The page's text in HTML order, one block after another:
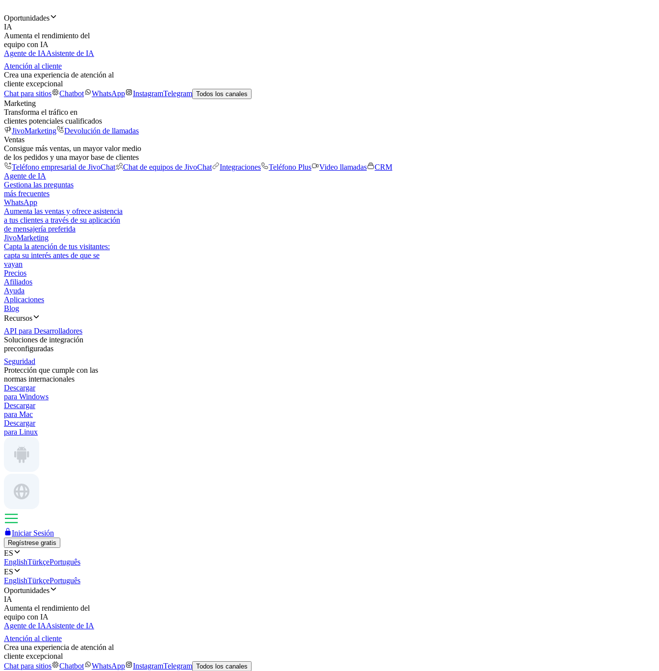
Oportunidades
IA
Aumenta el rendimiento del
equipo con IA
Agente de IAAsistente de IA
Atención al cliente
Crea una experiencia de atención al
cliente excepcional
Chat para sitios
Chatbot WhatsApp InstagramTelegram Todos los canales
Marketing
Transforma el tráfico en
clientes potenciales cualificados
JivoMarketing
Devolución de llamadas
Ventas
Consigue más ventas, un mayor valor medio
de los pedidos y una mayor base de clientes
Teléfono empresarial de JivoChat
Chat de equipos de JivoChat Integraciones Teléfono Plus Video llamadas
CRM
Agente de IA
Gestiona las preguntas
más frecuentes
WhatsApp
Aumenta las ventas y ofrece asistencia
a tus clientes a través de su aplicación
de mensajería preferida
JivoMarketing
Capta la atención de tus visitantes:
capta su interés antes de que se
vayan
Precios
Afiliados
Ayuda
Aplicaciones
Blog
Recursos
API para Desarrolladores
Soluciones de integración
preconfiguradas
Seguridad
Protección que cumple con las
normas internacionales
Descargar
para Windows
Descargar
para Mac
Descargar
para Linux
Iniciar Sesión
Regístrese gratis
ES
EnglishTürkçePortuguês
ES
EnglishTürkçePortuguês
Oportunidades
IA
Aumenta el rendimiento del
equipo con IA
Agente de IAAsistente de IA
Atención al cliente
Crea una experiencia de atención al
cliente excepcional
Chat para sitios
Chatbot WhatsApp InstagramTelegram Todos los canales